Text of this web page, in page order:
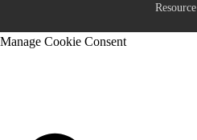
Resource
Manage Cookie Consent